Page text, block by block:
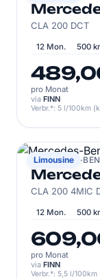
CLA 200 DCT
12 Mon. 500
pro Monat
via FINN
Verbr.*: 5 l/100km
Limousine
MERCEDES-
CLA 200 4MIC
12 Mon. 500
pro Monat
via FINN
Verbr.*: 5,5 l/100km